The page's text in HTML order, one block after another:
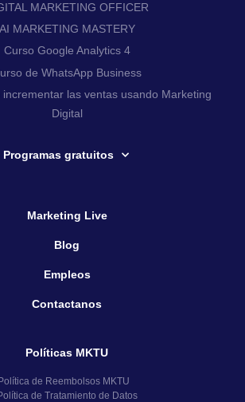
MARKETING OFFICER
AI MARKETING MASTERY
Curso Google Analytics 4
de WhatsApp Business
las ventas usando Marketing
Digital
Programas gratuitos
Marketing Live
Blog
Empleos
Contactanos
Políticas MKTU
de Reembolsos MKTU
de Tratamiento de Datos